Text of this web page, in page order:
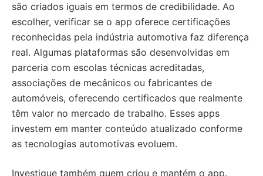
são criados iguais em termos de credibilidade. Ao
escolher, verificar se o app oferece certificações
reconhecidas pela indústria automotiva faz diferença
real. Algumas plataformas são desenvolvidas em
parceria com escolas técnicas acreditadas,
associações de mecânicos ou fabricantes de
automóveis, oferecendo certificados que realmente
têm valor no mercado de trabalho. Esses apps
investem em manter conteúdo atualizado conforme
as tecnologias automotivas evoluem.
Investigue também quem criou e mantém o app.